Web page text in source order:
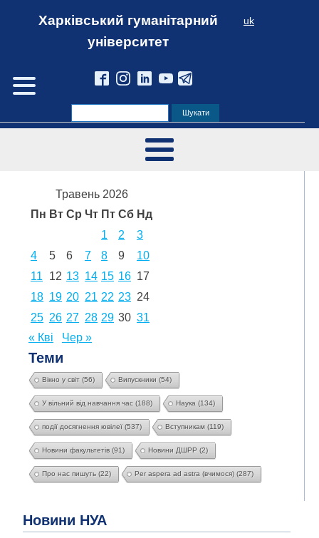
Харківський гуманітарний
університет
uk
Травень 2026
Пн Вт Ср Чт Пт Сб Нд
1
2
3
4
5 6 7 8 9
10
11
12 13 14 15 16 17
18 19 20 21 22 23 24
25 26 27 28 29 30 31
« Кві
Чер »
Теми
Вікно у світ (56) Випускники (54)
У вільний від навчання час (188) Наука (134)
події досягнення ювілеї (537) Вступникам (119)
Новини факультетів (91) Новини ДШРР (2)
Про нас пишуть (22) Per aspera ad astra (вчимося) (287)
Новини НУА